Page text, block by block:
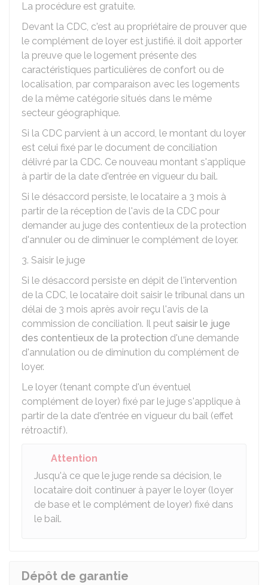
La procédure est gratuite.
Devant la CDC, c'est au propriétaire de prouver que
le complément de loyer est justifié. il doit apporter
la preuve que le logement présente des
caractéristiques particulières de confort ou de
localisation, par comparaison avec les logements
de la même catégorie situés dans le même
secteur géographique.
Si la CDC parvient à un accord, le montant du loyer
est celui fixé par le document de conciliation
délivré par la CDC. Ce nouveau montant s'applique
à partir de la date d'entrée en vigueur du bail.
Si le désaccord persiste, le locataire a 3 mois à
partir de la réception de l'avis de la CDC pour
demander au juge des contentieux de la protection
d'annuler ou de diminuer le complément de loyer.
3. Saisir le juge
Si le désaccord persiste en dépit de l'intervention
de la CDC, le locataire doit saisir le tribunal dans un
délai de 3 mois après avoir reçu l'avis de la
commission de conciliation. Il peut saisir le juge
des contentieux de la protection d'une demande
d'annulation ou de diminution du complément de
loyer.
Le loyer (tenant compte d'un éventuel
complément de loyer) fixé par le juge s'applique à
partir de la date d'entrée en vigueur du bail (effet
rétroactif).
Attention
Jusqu'à ce que le juge rende sa décision, le
locataire doit continuer à payer le loyer (loyer
de base et le complément de loyer) fixé dans
le bail.
Dépôt de garantie